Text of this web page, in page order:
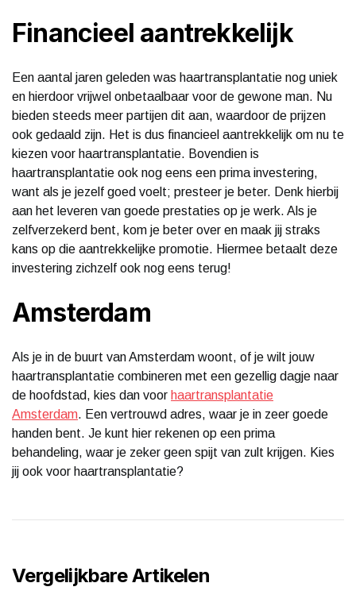
Financieel aantrekkelijk
Een aantal jaren geleden was haartransplantatie nog uniek
en hierdoor vrijwel onbetaalbaar voor de gewone man. Nu
bieden steeds meer partijen dit aan, waardoor de prijzen
ook gedaald zijn. Het is dus financieel aantrekkelijk om nu te
kiezen voor haartransplantatie. Bovendien is
haartransplantatie ook nog eens een prima investering,
want als je jezelf goed voelt; presteer je beter. Denk hierbij
aan het leveren van goede prestaties op je werk. Als je
zelfverzekerd bent, kom je beter over en maak jij straks
kans op die aantrekkelijke promotie. Hiermee betaalt deze
investering zichzelf ook nog eens terug!
Amsterdam
Als je in de buurt van Amsterdam woont, of je wilt jouw
haartransplantatie combineren met een gezellig dagje naar
de hoofdstad, kies dan voor haartransplantatie
Amsterdam. Een vertrouwd adres, waar je in zeer goede
handen bent. Je kunt hier rekenen op een prima
behandeling, waar je zeker geen spijt van zult krijgen. Kies
jij ook voor haartransplantatie?
Vergelijkbare Artikelen